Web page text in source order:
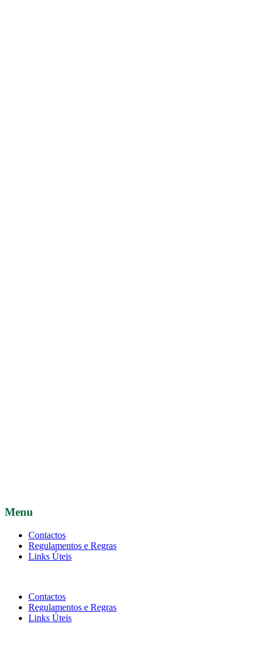
Menu
Contactos
Regulamentos e Regras
Links Úteis
Contactos
Regulamentos e Regras
Links Úteis